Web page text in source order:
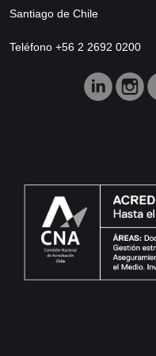
Santiago de Chile
Teléfono +56 2 2692 0200